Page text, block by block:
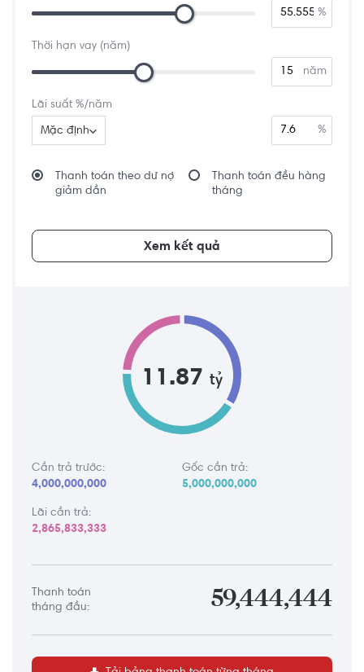
%
Thời hạn vay (năm)
năm
Lãi suất %/năm
Mặc định %
Thanh toán theo dư nợ
giảm dần
Thanh toán đều hàng
tháng
Xem kết quả
11.87 tỷ
Cần trả trước:
4,000,000,000
Gốc cần trả:
5,000,000,000
Lãi cần trả:
2,865,833,333
Thanh toán
tháng đầu:
59,444,444